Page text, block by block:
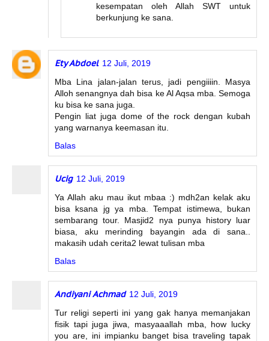
kesempatan oleh Allah SWT untuk
berkunjung ke sana.
Ety Abdoel 12 Juli, 2019
Mba Lina jalan-jalan terus, jadi pengiiiin. Masya
Alloh senangnya dah bisa ke Al Aqsa mba. Semoga
ku bisa ke sana juga.
Pengin liat juga dome of the rock dengan kubah
yang warnanya keemasan itu.
Balas
Ucig 12 Juli, 2019
Ya Allah aku mau ikut mbaa :) mdh2an kelak aku
bisa ksana jg ya mba. Tempat istimewa, bukan
sembarang tour. Masjid2 nya punya history luar
biasa, aku merinding bayangin ada di sana..
makasih udah cerita2 lewat tulisan mba
Balas
Andiyani Achmad 12 Juli, 2019
Tur religi seperti ini yang gak hanya memanjakan
fisik tapi juga jiwa, masyaaallah mba, how lucky
you are, ini impianku banget bisa traveling tapak